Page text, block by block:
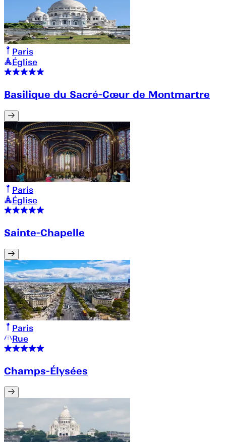
Paris
Église
Basilique du Sacré-Cœur de Montmartre
Paris
Église
Sainte-Chapelle
Paris
Rue
Champs-Élysées